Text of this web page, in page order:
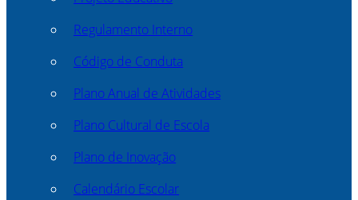
Regulamento Interno
Código de Conduta
Plano Anual de Atividades
Plano Cultural de Escola
Plano de Inovação
Calendário Escolar